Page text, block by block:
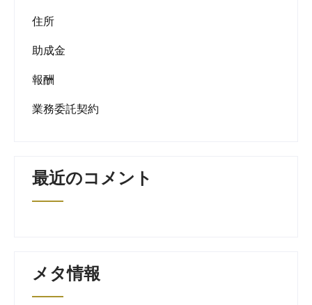
住所
助成金
報酬
業務委託契約
最近のコメント
メタ情報